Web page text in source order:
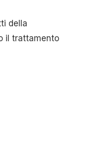
della
il trattamento